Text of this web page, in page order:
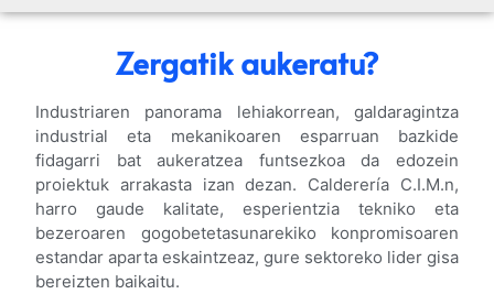
Zergatik aukeratu?
Industriaren panorama lehiakorrean, galdaragintza
industrial eta mekanikoaren esparruan bazkide
fidagarri bat aukeratzea funtsezkoa da edozein
proiektuk arrakasta izan dezan. Calderería C.I.M.n,
harro gaude kalitate, esperientzia tekniko eta
bezeroaren gogobetetasunarekiko konpromisoaren
estandar aparta eskaintzeaz, gure sektoreko lider gisa
bereizten baikaitu.